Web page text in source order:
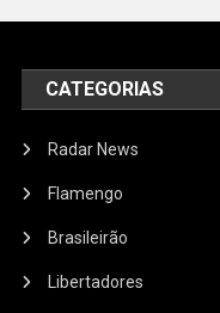
CATEGORIAS
Radar News
Flamengo
Brasileirão
Libertadores